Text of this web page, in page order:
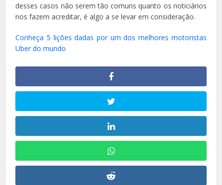
desses casos não serem tão comuns quanto os noticiários
nos fazem acreditar, é algo a se levar em consideração.
Conheça 5 lições dadas por um dos melhores motoristas
Uber do mundo